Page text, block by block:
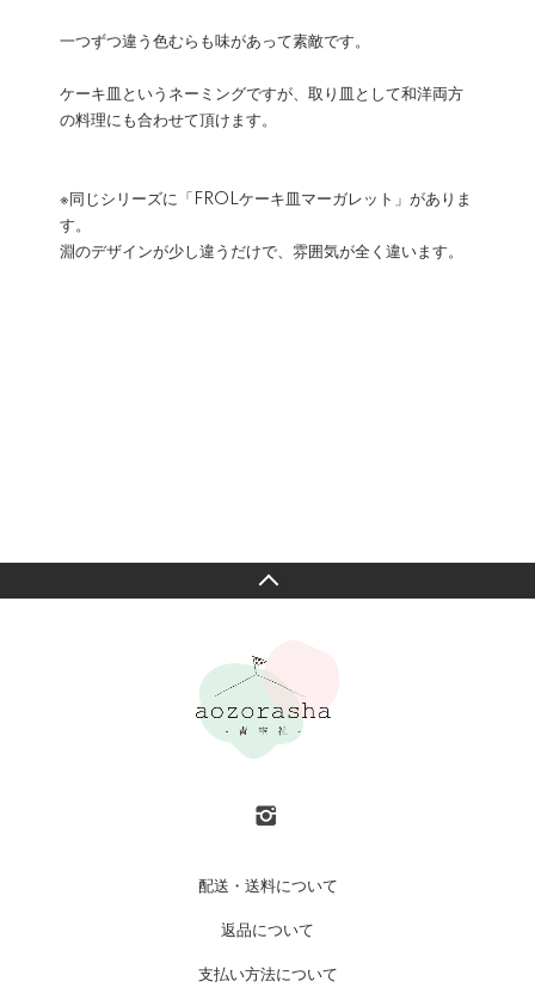
一つずつ違う色むらも味があって素敵です。
ケーキ皿というネーミングですが、取り皿として和洋両方
の料理にも合わせて頂けます。
※同じシリーズに「FROLケーキ皿マーガレット」がありま
す。
淵のデザインが少し違うだけで、雰囲気が全く違います。
配送・送料について
返品について
支払い方法について